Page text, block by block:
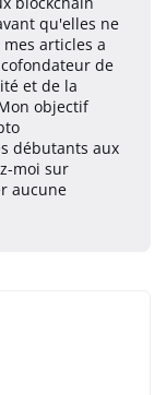
qu'elles ne
articles a
de
et de la
objectif
débutants aux
moi sur
aucune